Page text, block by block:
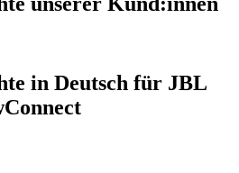
in Deutsch für JBL